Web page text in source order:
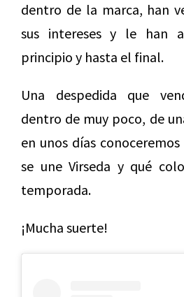
dentro de la marca, han
sus intereses y le han
principio y hasta el final.
Una despedida que
dentro de muy poco, de
en unos días
se une Virseda y qué
temporada.
¡Mucha suerte!